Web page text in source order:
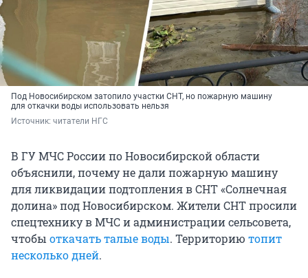
Под Новосибирском затопило участки СНТ, но пожарную машину
для откачки воды использовать нельзя
Источник: читатели НГС
В ГУ МЧС России по Новосибирской области
объяснили, почему не дали пожарную машину
для ликвидации подтопления в СНТ «Солнечная
долина» под Новосибирском. Жители СНТ просили
спецтехнику в МЧС и администрации сельсовета,
чтобы откачать талые воды. Территорию топит
несколько дней.